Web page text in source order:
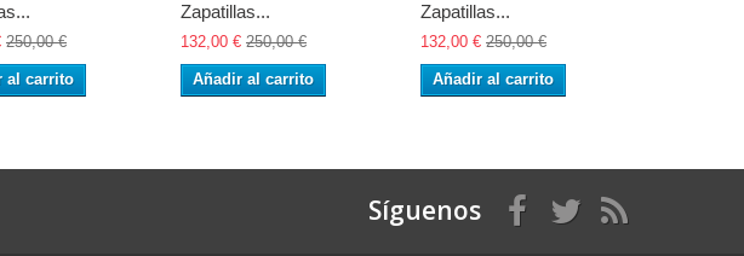
250,00 €
al carrito
Zapatillas...
132,00 € 250,00 €
Añadir al carrito
Zapatillas...
132,00 € 250,00 €
Añadir al carrito
Síguenos